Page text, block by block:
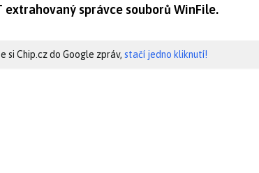
extrahovaný správce souborů WinFile.
si Chip.cz do Google zpráv, stačí jedno kliknutí!